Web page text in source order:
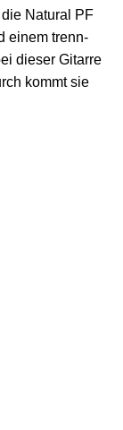
Natural PF
einem trenn­
dieser Gitarre
kommt sie